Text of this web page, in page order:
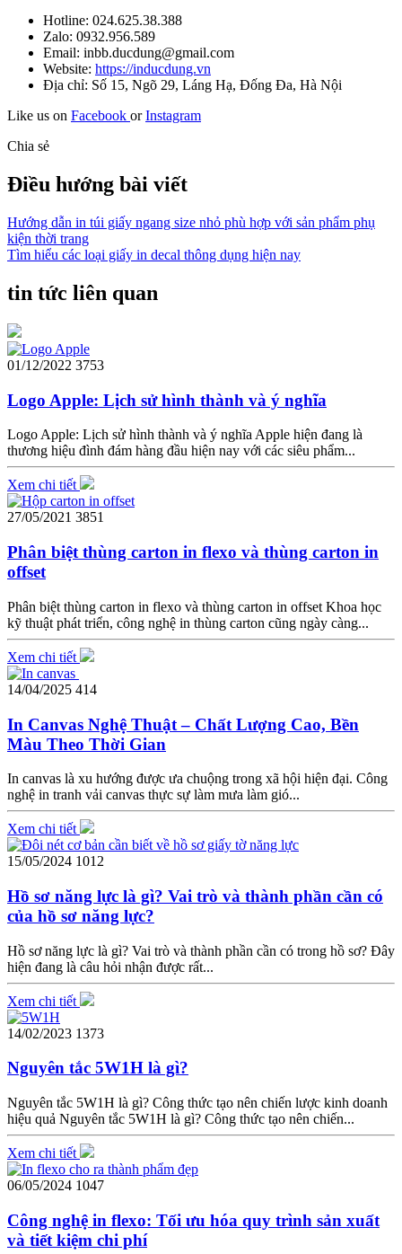
Hotline: 024.625.38.388
Zalo: 0932.956.589
Email: inbb.ducdung@gmail.com
Website: https://inducdung.vn
Địa chỉ: Số 15, Ngõ 29, Láng Hạ, Đống Đa, Hà Nội
Like us on Facebook orInstagram
Chia sẻ
Điều hướng bài viết
Hướng dẫn in túi giấy ngang size nhỏ phù hợp với sản phẩm phụ
kiện thời trang
Tìm hiểu các loại giấy in decal thông dụng hiện nay
tin tức liên quan
01/12/2022 3753
Logo Apple: Lịch sử hình thành và ý nghĩa
Logo Apple: Lịch sử hình thành và ý nghĩa Apple hiện đang là
thương hiệu đình đám hàng đầu hiện nay với các siêu phẩm...
Xem chi tiết
27/05/2021 3851
Phân biệt thùng carton in flexo và thùng carton in
offset
Phân biệt thùng carton in flexo và thùng carton in offset Khoa học
kỹ thuật phát triển, công nghệ in thùng carton cũng ngày càng...
Xem chi tiết
14/04/2025 414
In Canvas Nghệ Thuật – Chất Lượng Cao, Bền
Màu Theo Thời Gian
In canvas là xu hướng được ưa chuộng trong xã hội hiện đại. Công
nghệ in tranh vải canvas thực sự làm mưa làm gió...
Xem chi tiết
15/05/2024 1012
Hồ sơ năng lực là gì? Vai trò và thành phần cần có
của hồ sơ năng lực?
Hồ sơ năng lực là gì? Vai trò và thành phần cần có trong hồ sơ? Đây
hiện đang là câu hỏi nhận được rất...
Xem chi tiết
14/02/2023 1373
Nguyên tắc 5W1H là gì?
Nguyên tắc 5W1H là gì? Công thức tạo nên chiến lược kinh doanh
hiệu quả Nguyên tắc 5W1H là gì? Công thức tạo nên chiến...
Xem chi tiết
06/05/2024 1047
Công nghệ in flexo: Tối ưu hóa quy trình sản xuất
và tiết kiệm chi phí